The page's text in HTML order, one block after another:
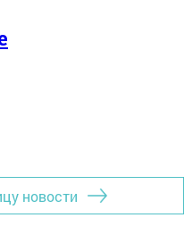
новости